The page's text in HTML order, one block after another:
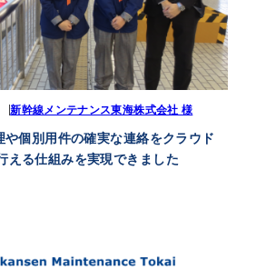
新幹線メンテナンス東海株式会社 様
個別用件の確実な連絡をクラウド
える仕組みを実現できました